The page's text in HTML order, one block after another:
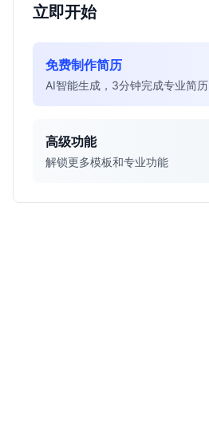
立即开始
免费制作简历
AI智能生成，3分钟完成专业简历
高级功能
解锁更多模板和专业功能